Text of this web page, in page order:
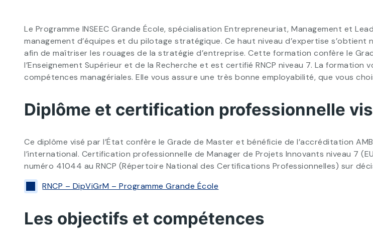
Le Programme INSEEC Grande École, spécialisation Entrepreneuriat, Management et
management d’équipes et du pilotage stratégique. Ce haut niveau d’expertise
afin de maîtriser les rouages de la stratégie d’entreprise. Cette formation confère le
l’Enseignement Supérieur et de la Recherche et est certifié RNCP niveau 7. La
compétences managériales. Elle vous assure une très bonne employabilité, que vous
Diplôme et certification professionnelle
Ce diplôme visé par l’État confère le Grade de Master et bénéficie de l’accréditation
l’international. Certification professionnelle de Manager de Projets Innovants niveau 7
numéro 41044 au RNCP (Répertoire National des Certifications Professionnelles) sur
RNCP – DipViGrM – Programme Grande École
Les objectifs et compétences